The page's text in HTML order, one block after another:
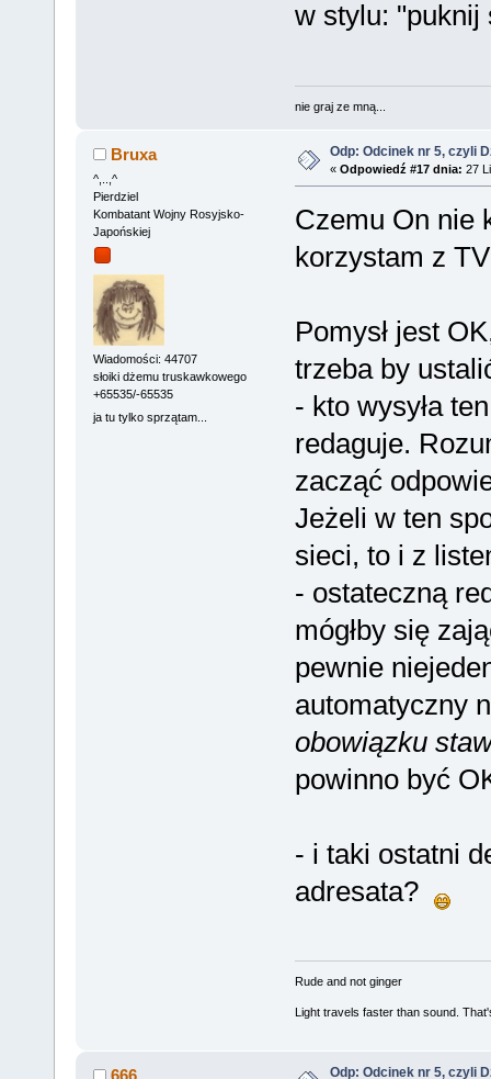
w stylu: "puknij
nie graj ze mną...
Bruxa
^,..,^
Pierdziel
Kombatant Wojny Rosyjsko-
Japońskiej
Wiadomości: 44707
słoiki dżemu truskawkowego
+65535/-65535
ja tu tylko sprzątam...
Odp: Odcinek nr 5, czyli
« Odpowiedź #17 dnia: 27
Czemu On nie
korzystam z
Pomysł jest
trzeba by
- kto wysyła
redaguje.
zacząć
Jeżeli w ten
sieci, to i z
- ostateczną
mógłby się
pewnie
automatyczny
obowiązku
powinno być
- i taki ostatni
adresata?
Rude and not ginger
Light travels faster than sound.
666 Odp: Odcinek nr 5, czyli